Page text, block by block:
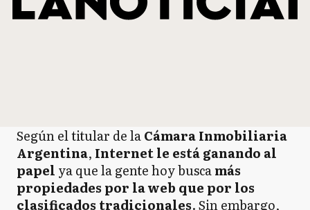
Según el titular de laCámara Inmobiliaria
Argentina, Internet le está ganando al
papel ya que la gente hoy buscamás
propiedades por la web que por los
clasificados tradicionales. Sin embargo,